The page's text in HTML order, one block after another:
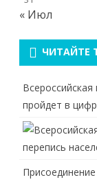
« Июл
ЧИТАЙТЕ
пройдет в
перепись